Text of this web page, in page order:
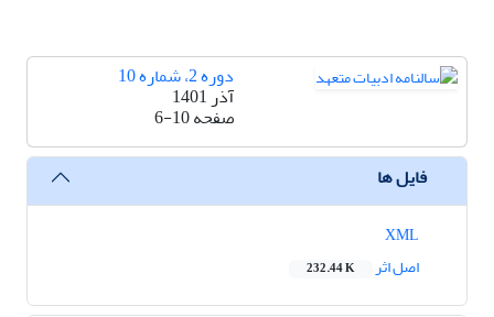
دوره 2، شماره 10
آذر 1401
صفحه6-10
فایل ها
اصل اثر
232.44 K